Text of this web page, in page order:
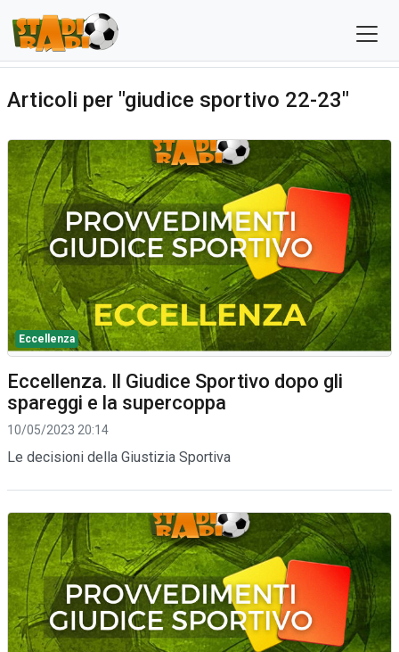
Articoli per "giudice sportivo 22-23"
Eccellenza
Eccellenza. Il Giudice Sportivo dopo gli
spareggi e la supercoppa
10/05/2023 20:14
Le decisioni della Giustizia Sportiva